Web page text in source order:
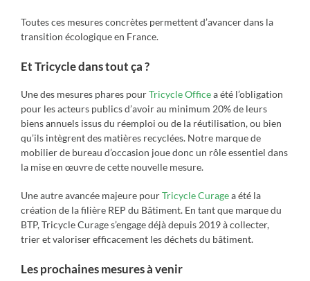
Toutes ces mesures concrètes permettent d’avancer dans la
transition écologique en France.
Et Tricycle dans tout ça ?
Une des mesures phares pourTricycle Officea été l’obligation
pour les acteurs publics d’avoir au minimum 20% de leurs
biens annuels issus du réemploi ou de la réutilisation, ou bien
qu’ils intègrent des matières recyclées. Notre marque de
mobilier de bureau d’occasion joue donc un rôle essentiel dans
la mise en œuvre de cette nouvelle mesure.
Une autre avancée majeure pourTricycle Curagea été la
création de la filière REP du Bâtiment. En tant que marque du
BTP, Tricycle Curage s’engage déjà depuis 2019 à collecter,
trier et valoriser efficacement les déchets du bâtiment.
Les prochaines mesures à venir